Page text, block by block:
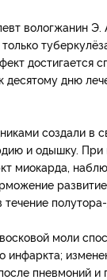
вологжанин Э.
достигается
десятому дню
создали в
и одышку. При
миокарда,
моли
инфаркта;
пневмоний и